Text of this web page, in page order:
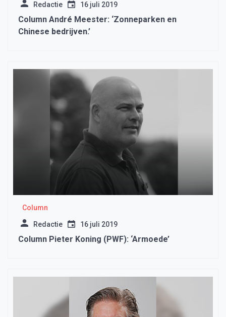
Redactie 16 juli 2019
Column André Meester: ‘Zonneparken en
Chinese bedrijven.’
Column
Redactie 16 juli 2019
Column Pieter Koning (PWF): ‘Armoede’